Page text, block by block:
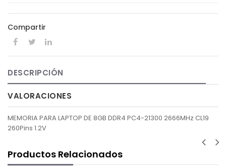
Compartir
DESCRIPCIÓN
VALORACIONES
MEMORIA PARA LAPTOP DE 8GB DDR4 PC4-21300 2666MHz CL19
260Pins 1.2V
Productos Relacionados